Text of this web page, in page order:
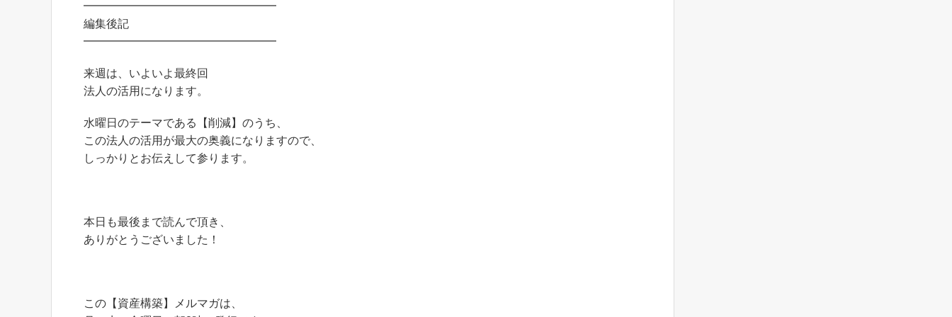
━━━━━━━━━━━━━━━━━
編集後記
━━━━━━━━━━━━━━━━━
来週は、いよいよ最終回
法人の活用になります。
水曜日のテーマである【削減】のうち、
この法人の活用が最大の奥義になりますので、
しっかりとお伝えして参ります。
本日も最後まで読んで頂き、
ありがとうございました！
この【資産構築】メルマガは、